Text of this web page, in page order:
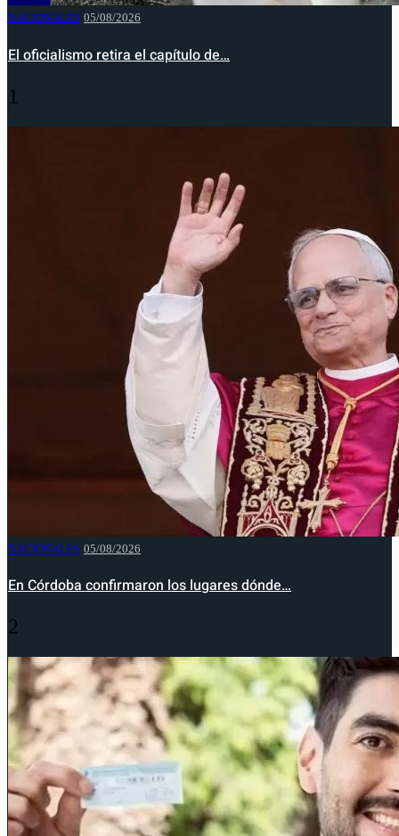
NACIONALES 05/08/2026
El oficialismo retira el capítulo de…
1
NACIONALES 05/08/2026
En Córdoba confirmaron los lugares dónde…
2